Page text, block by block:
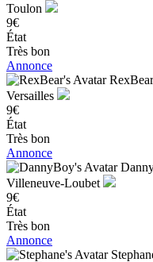
Toulon
9€
État
Très bon
Annonce
Versailles
9€
État
Très bon
Annonce
Villeneuve-Loubet
9€
État
Très bon
Annonce